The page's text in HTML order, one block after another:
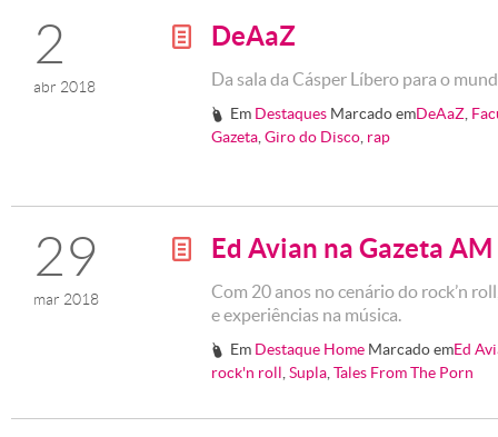
2
abr 2018
g DeAaZ
Da sala da Cásper Líbero para o
# Em Destaques Marcado emDeAaZ
Gazeta Giro do Disco rap
29
mar 2018
g Ed Avian na Gazeta AM
Com 20 anos no cenário do rock’n
e experiências na música.
# Em Destaque Home Marcado emEd
rock'n roll Supla Tales From The Porn